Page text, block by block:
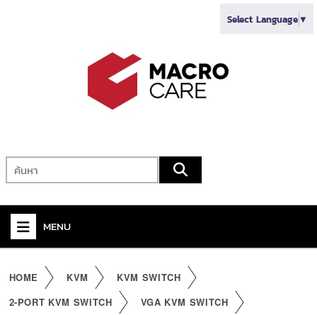
Select Language▼
MENU
HOME KVM
KVM SWITCH
2-PORT KVM SWITCH
VGA KVM SWITCH